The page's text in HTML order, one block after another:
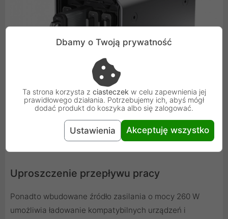
Uproszczenie przepływu pracy
Ponadto wbudowane źródło zasilania o mocy 260 W
umożliwia ładowanie kompatybilnych urządzeń i
Dbamy o Twoją prywatność
Ta strona korzysta z ciasteczek w celu zapewnienia jej
prawidłowego działania. Potrzebujemy ich, abyś mógł
dodać produkt do koszyka albo się zalogować.
Ustawienia Akceptuję wszystko